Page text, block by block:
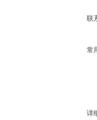
联
常
详